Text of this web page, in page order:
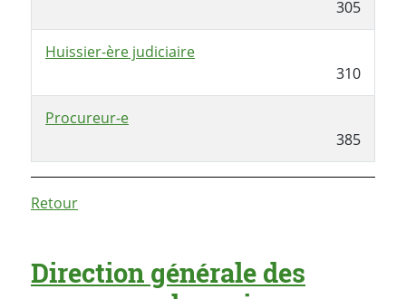
305
Huissier-ère judiciaire
310
Procureur-e
385
Retour
Direction générale des